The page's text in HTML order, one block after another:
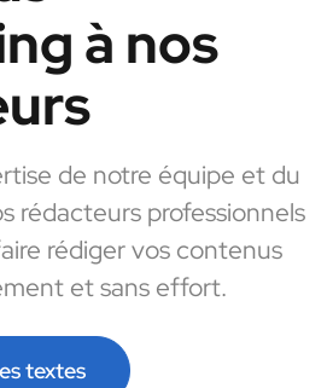
à nos
de notre équipe et du
rédacteurs professionnels
rédiger vos contenus
et sans effort.
textes